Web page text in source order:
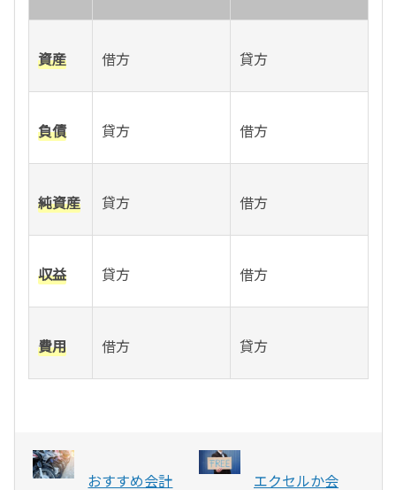
資産 借方 貸方
負債 貸方 借方
純資産 貸方 借方
収益 貸方 借方
費用 借方 貸方
おすすめ会計
エクセルか会